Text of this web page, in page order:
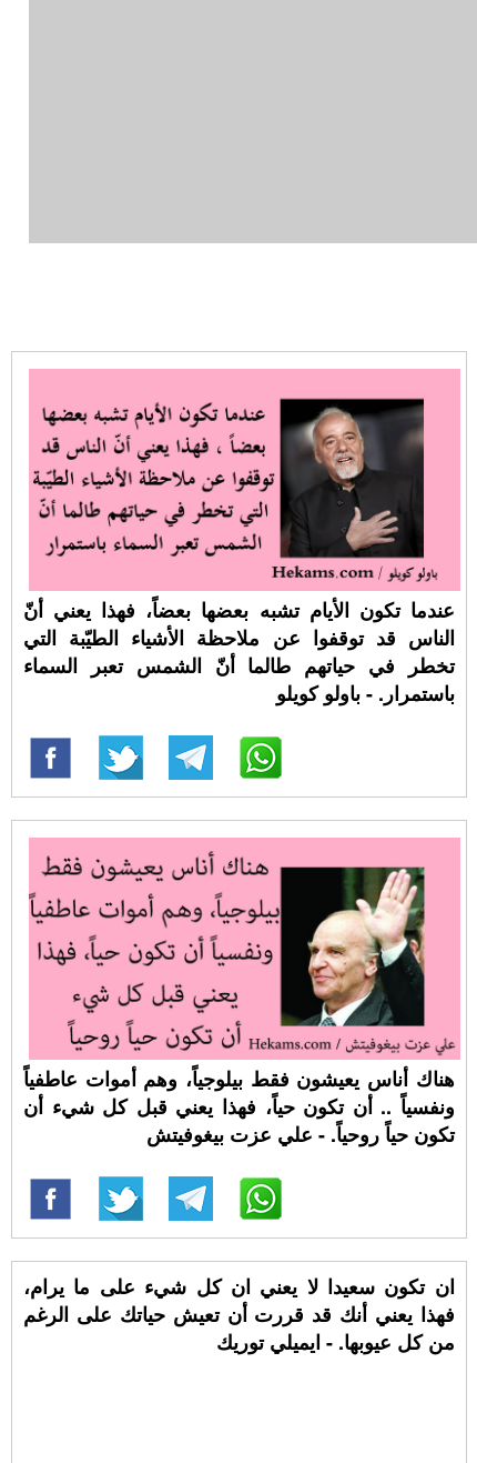
عندما تكون الأيام تشبه بعضها بعضاً، فهذا يعني أنّ
الناس قد توقفوا عن ملاحظة الأشياء الطيّبة التي
تخطر في حياتهم طالما أنّ الشمس تعبر السماء
باستمرار. - باولو كويلو
هناك أناس يعيشون فقط بيلوجياً، وهم أموات عاطفياً
ونفسياً .. أن تكون حياً، فهذا يعني قبل كل شيء أن
تكون حياً روحياً. - علي عزت بيغوفيتش
ان تكون سعيدا لا يعني ان كل شيء على ما يرام،
فهذا يعني أنك قد قررت أن تعيش حياتك على الرغم
من كل عيوبها. - ايميلي توريك